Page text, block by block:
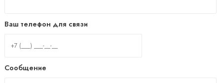
Ваш телефон для связи
Сообщение